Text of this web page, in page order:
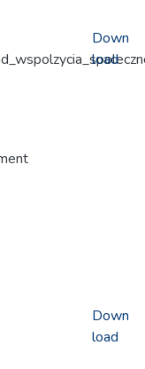
Down
load
Down
load